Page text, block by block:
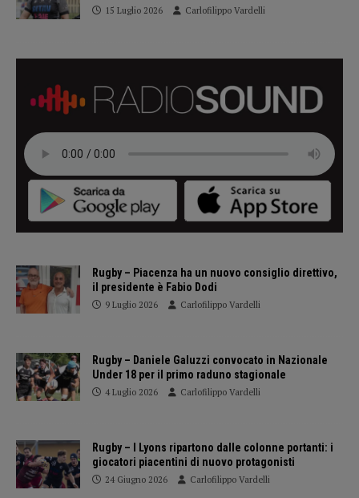
15 Luglio 2026 Carlofilippo Vardelli
Rugby – Piacenza ha un nuovo consiglio direttivo,
il presidente è Fabio Dodi
9 Luglio 2026 Carlofilippo Vardelli
Rugby – Daniele Galuzzi convocato in Nazionale
Under 18 per il primo raduno stagionale
4 Luglio 2026 Carlofilippo Vardelli
Rugby – I Lyons ripartono dalle colonne portanti: i
giocatori piacentini di nuovo protagonisti
24 Giugno 2026 Carlofilippo Vardelli